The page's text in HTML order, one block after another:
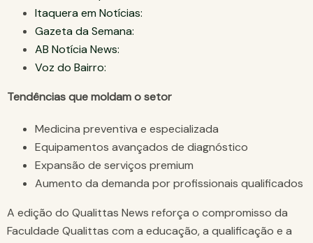
Itaquera em Notícias:
Gazeta da Semana:
AB Notícia News:
Voz do Bairro:
Tendências que moldam o setor
Medicina preventiva e especializada
Equipamentos avançados de diagnóstico
Expansão de serviços premium
Aumento da demanda por profissionais qualificados
A edição do Qualittas News reforça o compromisso da
Faculdade Qualittas com a educação, a qualificação e a